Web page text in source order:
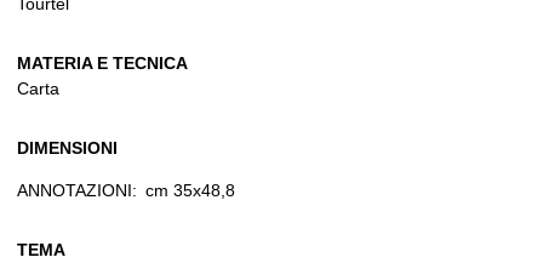
MATERIA E TECNICA
Carta
DIMENSIONI
ANNOTAZIONI: cm 35x48,8
TEMA